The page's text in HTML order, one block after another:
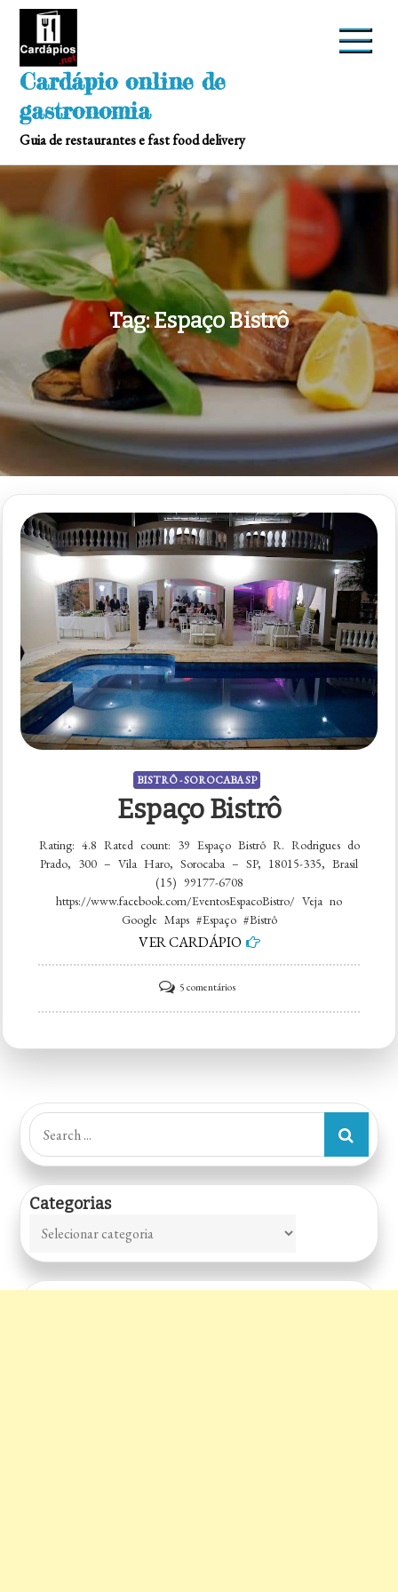
Skip
Cardápio online de
gastronomia
Guia de restaurantes e fast food delivery
Tag:Espaço Bistrô
BISTRÔ - SOROCABA SP
Espaço Bistrô
Rating: 4.8 Rated count: 39 Espaço Bistrô R. Rodrigues do
Prado, 300 – Vila Haro, Sorocaba – SP, 18015-335, Brasil
(15) 99177-6708
https://www.facebook.com/EventosEspacoBistro/ Veja no
Google Maps #Espaço #Bistrô
VER CARDÁPIO
5 comentáriosem
Espaço
Search
for:
Categorias
Categorias